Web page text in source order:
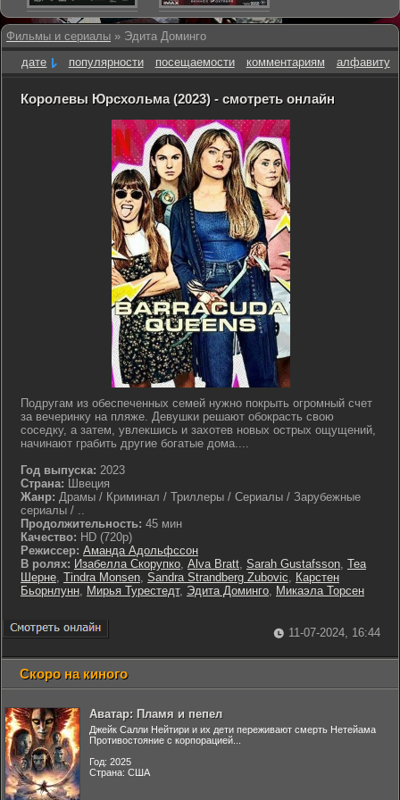
Фильмы и сериалы » Эдита Доминго
дате
популярности посещаемости комментариям алфавиту
Королевы Юрсхольма (2023) - смотреть онлайн
Подругам из обеспеченных семей нужно покрыть огромный счет
за вечеринку на пляже. Девушки решают обокрасть свою
соседку, а затем, увлекшись и захотев новых острых ощущений,
начинают грабить другие богатые дома....
Год выпуска: 2023
Страна: Швеция
Жанр: Драмы / Криминал / Триллеры / Сериалы / Зарубежные
сериалы / ..
Продолжительность: 45 мин
Качество: HD (720p)
Режиссер: Аманда Адольфссон
В ролях: Изабелла Скорупко, Alva Bratt, Sarah Gustafsson, Теа
Шерне, Tindra Monsen, Sandra Strandberg Zubovic, Карстен
Бьорнлунн, Мирья Турестедт, Эдита Доминго, Микаэла Торсен
11-07-2024, 16:44
Скоро на киного
Аватар: Пламя и пепел
Джейк Салли Нейтири и их дети переживают смерть Нетейама
Противостояние с корпорацией...
Год: 2025
Страна: США